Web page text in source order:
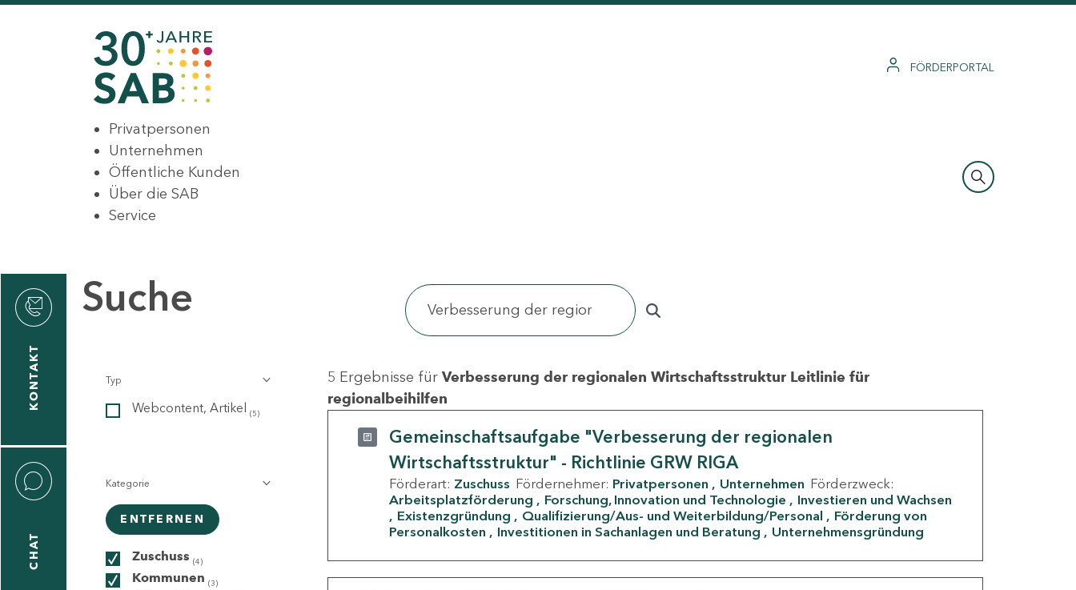
FÖRDERPORTAL
Privatpersonen
Unternehmen
Öffentliche Kunden
Über die SAB
Service
KONTAKT
CHAT
Suche
Typ
Webcontent, Artikel (5)
Kategorie
ENTFERNEN
Zuschuss (4)
Kommunen (3)
5 Ergebnisse für Verbesserung der regionalen Wirtschaftsstruktur Leitlinie für
regionalbeihilfen
Gemeinschaftsaufgabe "Verbesserung der regionalen
Wirtschaftsstruktur" - Richtlinie GRW RIGA
Förderart: Zuschuss Fördernehmer: Privatpersonen Unternehmen Förderzweck:
Arbeitsplatzförderung
Forschung, Innovation und Technologie
Investieren und Wachsen
Existenzgründung
Qualifizierung/Aus- und Weiterbildung/Personal
Förderung von
Personalkosten
Investitionen in Sachanlagen und Beratung Unternehmensgründung